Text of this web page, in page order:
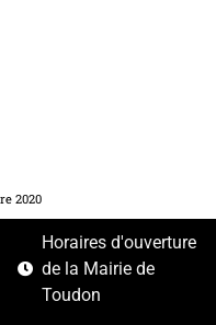
2020
Horaires d'ouverture
de la Mairie de
Toudon